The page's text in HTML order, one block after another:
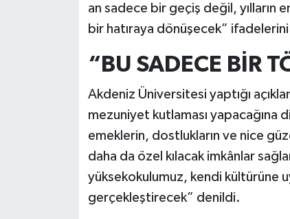
an sadece bir geçiş değil, yılların
bir hatıraya dönüşecek” ifadelerini
“BU SADECE BİR
Akdeniz Üniversitesi yaptığı
mezuniyet kutlaması
emeklerin, dostlukların ve nice
daha da özel kılacak imkânlar
yüksekokulumuz, kendi kültürüne
gerçekleştirecek” denildi.